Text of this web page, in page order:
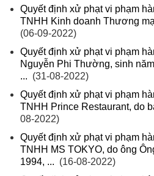
Quyết định xử phạt vi phạm
TNHH Kinh doanh Thương
(06-09-2022)
Quyết định xử phạt vi phạm
Nguyễn Phi Thường, sinh
... (31-08-2022)
Quyết định xử phạt vi phạm
TNHH Prince Restaurant, do
08-2022)
Quyết định xử phạt vi phạm
TNHH MS TOKYO, do ông
1994, ... (16-08-2022)